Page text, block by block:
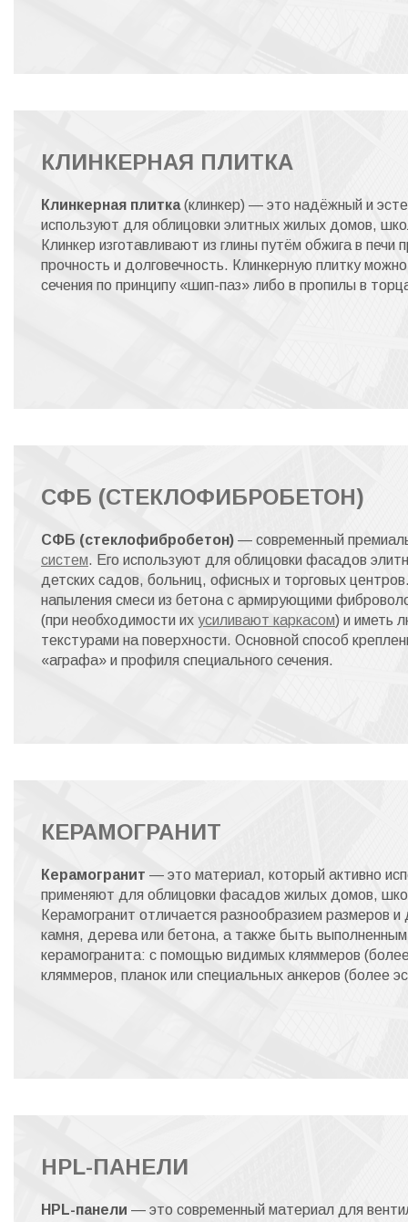
КЛИНКЕРНАЯ ПЛИТКА
Клинкерная плитка(клинкер) — это надёжный и
используют для облицовки элитных жилых домов,
Клинкер изготавливают из глины путём обжига в
прочность и долговечность. Клинкерную плитку
сечения по принципу «шип-паз» либо в пропилы в
СФБ (СТЕКЛОФИБРОБЕТОН)
СФБ (стеклофибробетон) — современный
систем. Его используют для облицовки фасадов
детских садов, больниц, офисных и торговых
напыления смеси из бетона с армирующими
(при необходимости их усиливают каркасом) и иметь
текстурами на поверхности. Основной способ
«аграфа» и профиля специального сечения.
КЕРАМОГРАНИТ
Керамогранит — это материал, который активно
применяют для облицовки фасадов жилых домов,
Керамогранит отличается разнообразием размеров
камня, дерева или бетона, а также быть
керамогранита: с помощью видимых кляммеров
кляммеров, планок или специальных анкеров (более
HPL-ПАНЕЛИ
HPL-панели — это современный материал для